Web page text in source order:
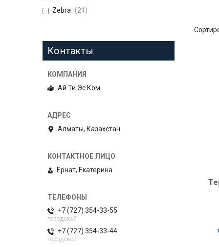
Zebra
21
Контакты
Ай Ти Эс Ком
Алматы, Казахстан
Ернат, Екатерина
+7 (727) 354-33-55
городской
+7 (727) 354-33-44
городской